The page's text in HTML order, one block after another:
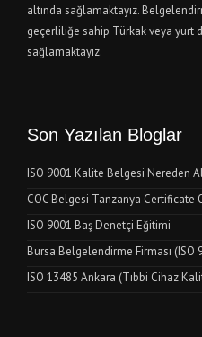
altında sağlamaktayız.
geçerliliğe sahip Türkak veya yurt
sağlamaktayız.
Son Yazılan Bloglar
ISO 9001 Kalite Belgesi Nereden
COC Belgesi Tanzanya Certificate
ISO 9001 Baş Denetçi Eğitimi
Bursa Belgelendirme Firması (ISO
ISO 13485 Ankara (Tıbbi Cihaz